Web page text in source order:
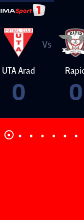
UTA Arad
0
Vs
Rapid
0